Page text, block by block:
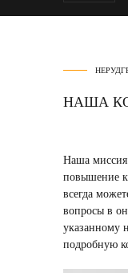
НАША
Наша миссия
повышение
всегда
вопросы в
указанному
подробную